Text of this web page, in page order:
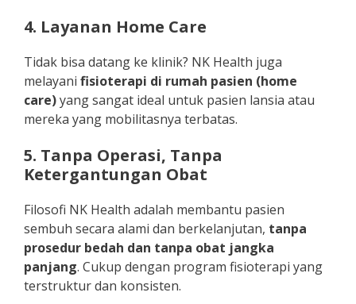
4. Layanan Home Care
Tidak bisa datang ke klinik? NK Health juga
melayani fisioterapi di rumah pasien (home
care)yang sangat ideal untuk pasien lansia atau
mereka yang mobilitasnya terbatas.
5. Tanpa Operasi, Tanpa
Ketergantungan Obat
Filosofi NK Health adalah membantu pasien
sembuh secara alami dan berkelanjutan, tanpa
prosedur bedah dan tanpa obat jangka
panjang. Cukup dengan program fisioterapi yang
terstruktur dan konsisten.